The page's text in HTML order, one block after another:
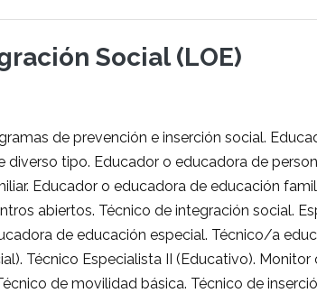
Social (LOE)
de prevención e inserción social.
diverso tipo. Educador o educadora de
Educador o educadora de educación
abiertos. Técnico de integración social.
de educación especial. Técnico/a
Técnico Especialista II (Educativo).
de movilidad básica. Técnico de